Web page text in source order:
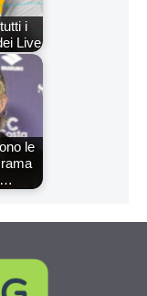
i
Live
le